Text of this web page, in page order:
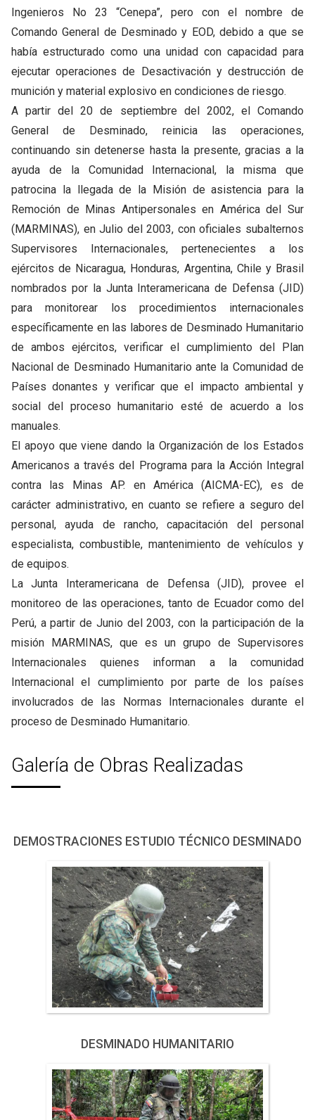
Ingenieros No 23 “Cenepa”, pero con el nombre de
Comando General de Desminado y EOD, debido a que se
había estructurado como una unidad con capacidad para
ejecutar operaciones de Desactivación y destrucción de
munición y material explosivo en condiciones de riesgo.
A partir del 20 de septiembre del 2002, el Comando
General de Desminado, reinicia las operaciones,
continuando sin detenerse hasta la presente, gracias a la
ayuda de la Comunidad Internacional, la misma que
patrocina la llegada de la Misión de asistencia para la
Remoción de Minas Antipersonales en América del Sur
(MARMINAS), en Julio del 2003, con oficiales subalternos
Supervisores Internacionales, pertenecientes a los
ejércitos de Nicaragua, Honduras, Argentina, Chile y Brasil
nombrados por la Junta Interamericana de Defensa (JID)
para monitorear los procedimientos internacionales
específicamente en las labores de Desminado Humanitario
de ambos ejércitos, verificar el cumplimiento del Plan
Nacional de Desminado Humanitario ante la Comunidad de
Países donantes y verificar que el impacto ambiental y
social del proceso humanitario esté de acuerdo a los
manuales.
El apoyo que viene dando la Organización de los Estados
Americanos a través del Programa para la Acción Integral
contra las Minas AP. en América (AICMA-EC), es de
carácter administrativo, en cuanto se refiere a seguro del
personal, ayuda de rancho, capacitación del personal
especialista, combustible, mantenimiento de vehículos y
de equipos.
La Junta Interamericana de Defensa (JID), provee el
monitoreo de las operaciones, tanto de Ecuador como del
Perú, a partir de Junio del 2003, con la participación de la
misión MARMINAS, que es un grupo de Supervisores
Internacionales quienes informan a la comunidad
Internacional el cumplimiento por parte de los países
involucrados de las Normas Internacionales durante el
proceso de Desminado Humanitario.
Galería de Obras Realizadas
DEMOSTRACIONES ESTUDIO TÉCNICO DESMINADO
DESMINADO HUMANITARIO